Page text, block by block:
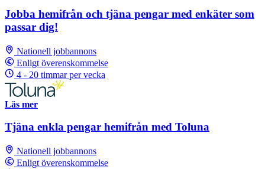
Jobba hemifrån och tjäna pengar med enkäter som
passar dig!
Nationell jobbannons
Enligt överenskommelse
4 - 20 timmar per vecka
Läs mer
Tjäna enkla pengar hemifrån med Toluna
Nationell jobbannons
Enligt överenskommelse